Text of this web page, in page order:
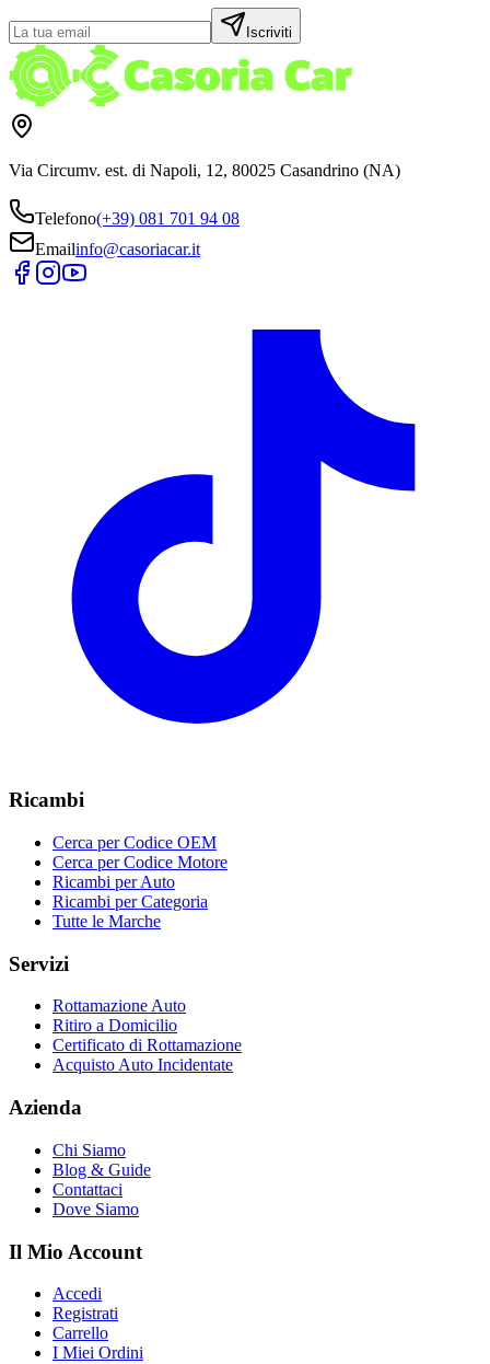
Iscriviti
Via Circumv. est. di Napoli, 12, 80025 Casandrino (NA)
Telefono(+39) 081 701 94 08
Emailinfo@casoriacar.it
Ricambi
Cerca per Codice OEM
Cerca per Codice Motore
Ricambi per Auto
Ricambi per Categoria
Tutte le Marche
Servizi
Rottamazione Auto
Ritiro a Domicilio
Certificato di Rottamazione
Acquisto Auto Incidentate
Azienda
Chi Siamo
Blog & Guide
Contattaci
Dove Siamo
Il Mio Account
Accedi
Registrati
Carrello
I Miei Ordini